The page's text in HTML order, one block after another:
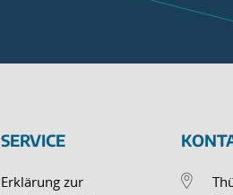
SERVICE
Erklärung zur